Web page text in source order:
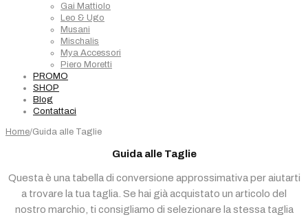
Gai Mattiolo
Leo & Ugo
Musani
Mischalis
Mya Accessori
Piero Moretti
PROMO
SHOP
Blog
Contattaci
Home/Guida alle Taglie
Guida alle Taglie
Questa è una tabella di conversione approssimativa per aiutarti
a trovare la tua taglia. Se hai già acquistato un articolo del
nostro marchio, ti consigliamo di selezionare la stessa taglia